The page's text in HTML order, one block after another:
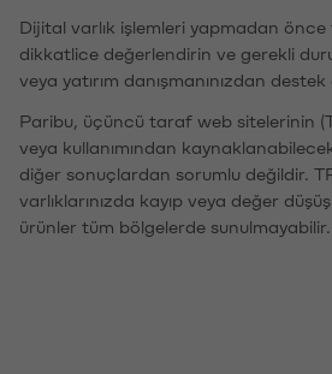
Dijital varlık işlemleri yapmadan
dikkatlice değerlendirin ve gerekli
veya yatırım danışmanınızdan destek
Paribu, üçüncü taraf web sitelerinin
veya kullanımından
diğer sonuçlardan sorumlu değildir.
varlıklarınızda kayıp veya değer
ürünler tüm bölgelerde sunulmayabilir.